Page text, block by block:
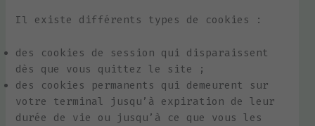
Il existe différents types de cookies :
des cookies de session qui disparaissent
dès que vous quittez le site ;
des cookies permanents qui demeurent sur
votre terminal jusqu’à expiration de leur
durée de vie ou jusqu’à ce que vous les